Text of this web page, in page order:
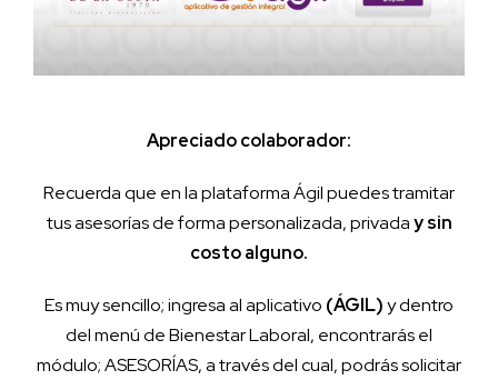
Apreciado colaborador:
Recuerda que en la plataforma Ágil puedes tramitar
tus asesorías de forma personalizada, privaday sin
costo alguno.
Es muy sencillo; ingresa al aplicativo (ÁGIL)y dentro
del menú de Bienestar Laboral, encontrarás el
módulo; ASESORÍAS, a través del cual, podrás solicitar